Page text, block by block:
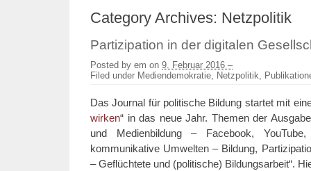
Category Archives: Netzpolitik
Partizipation in der digitalen
Posted by em on 9. Februar 2016 –
Filed under Mediendemokratie, Netzpolitik,
Das Journal für politische Bildung startet mit
wirken“ in das neue Jahr. Themen der
und Medienbildung – Facebook,
kommunikative Umwelten – Bildung,
– Geflüchtete und (politische) Bildungsarbeit“.